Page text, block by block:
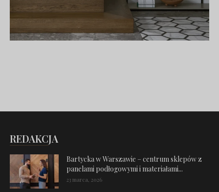
REDAKCJA
Bartycka w Warszawie – centrum sklepów z
panelami podłogowymi i materiałami...
23 marca, 2026